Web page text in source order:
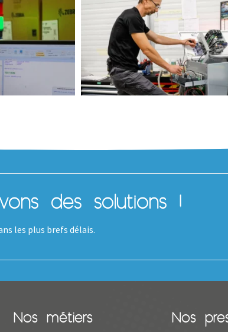
des solutions !
les plus brefs délais.
Nos métiers Nos